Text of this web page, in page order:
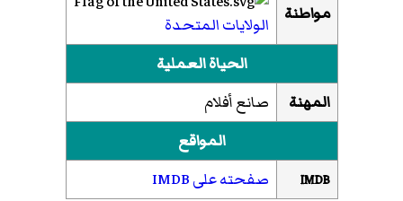
مواطنة
الولايات المتحدة
الحياة العملية
المهنة
صانع أفلام
المواقع
IMDB صفحته على IMDB